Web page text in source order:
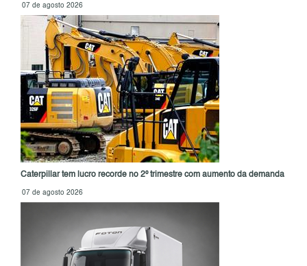
07 de agosto 2026
Caterpillar tem lucro recorde no 2º trimestre com aumento da demanda
07 de agosto 2026